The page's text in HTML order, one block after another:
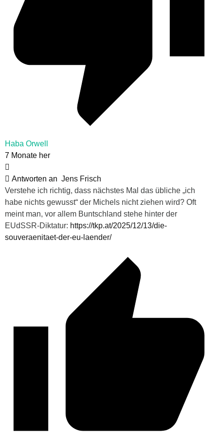
Haba Orwell
7 Monate her
Antworten an Jens Frisch
Verstehe ich richtig, dass nächstes Mal das übliche „ich
habe nichts gewusst“ der Michels nicht ziehen wird? Oft
meint man, vor allem Buntschland stehe hinter der
EUdSSR-Diktatur: https://tkp.at/2025/12/13/die-
souveraenitaet-der-eu-laender/